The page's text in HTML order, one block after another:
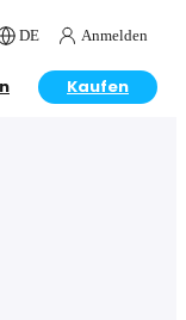
DE Anmelden
Kaufen